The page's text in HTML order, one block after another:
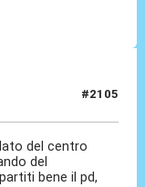
#2105
del centro
del
bene il pd,